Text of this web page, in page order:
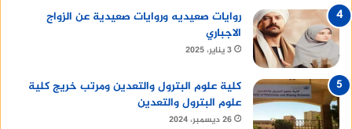
روايات صعيديه وروايات صعيدية عن الزواج
الاجباري
3 يناير، 2025
كلية علوم البترول والتعدين ومرتب خريج كلية
علوم البترول والتعدين
26 ديسمبر، 2024